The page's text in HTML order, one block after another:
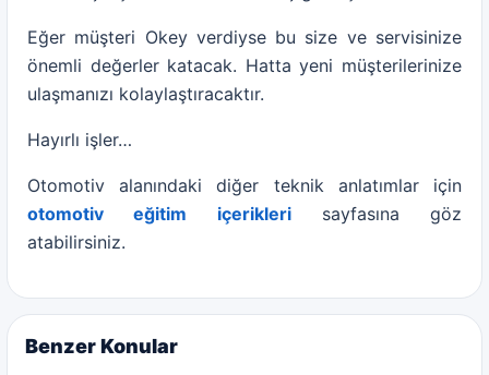
Eğer müşteri Okey verdiyse bu size ve servisinize
önemli değerler katacak. Hatta yeni müşterilerinize
ulaşmanızı kolaylaştıracaktır.
Hayırlı işler…
Otomotiv alanındaki diğer teknik anlatımlar için
otomotiv eğitim içeriklerisayfasına göz
atabilirsiniz.
Benzer Konular